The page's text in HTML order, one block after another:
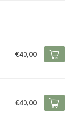
€40,00
€40,00